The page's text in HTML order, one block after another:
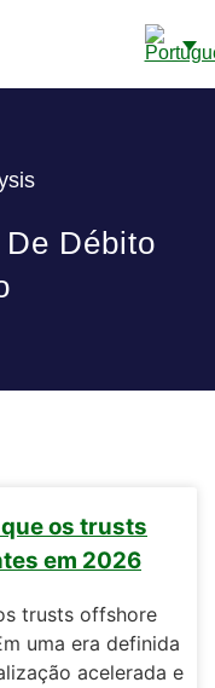
Débito
os trusts
em 2026
trusts offshore
uma era definida
acelerada e